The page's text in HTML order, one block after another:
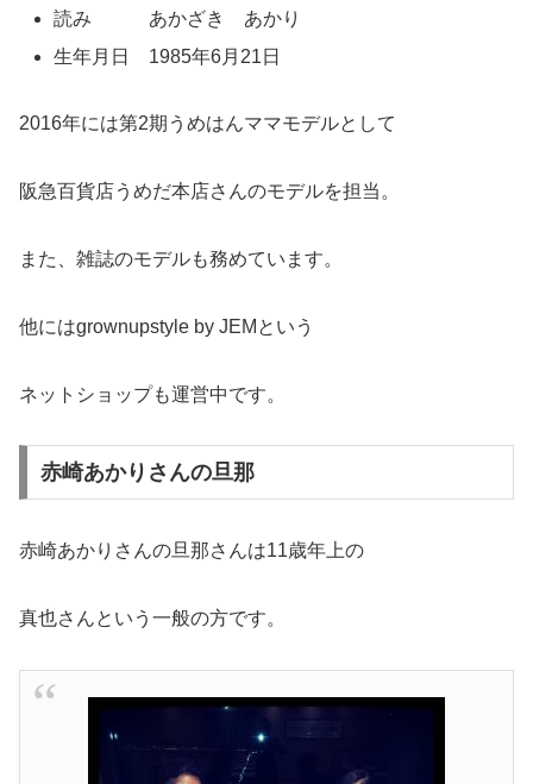
読み あかざき あかり
生年月日 1985年6月21日
2016年には第2期うめはんママモデルとして
阪急百貨店うめだ本店さんのモデルを担当。
また、雑誌のモデルも務めています。
他にはgrownupstyle by JEMという
ネットショップも運営中です。
赤崎あかりさんの旦那
赤崎あかりさんの旦那さんは11歳年上の
真也さんという一般の方です。